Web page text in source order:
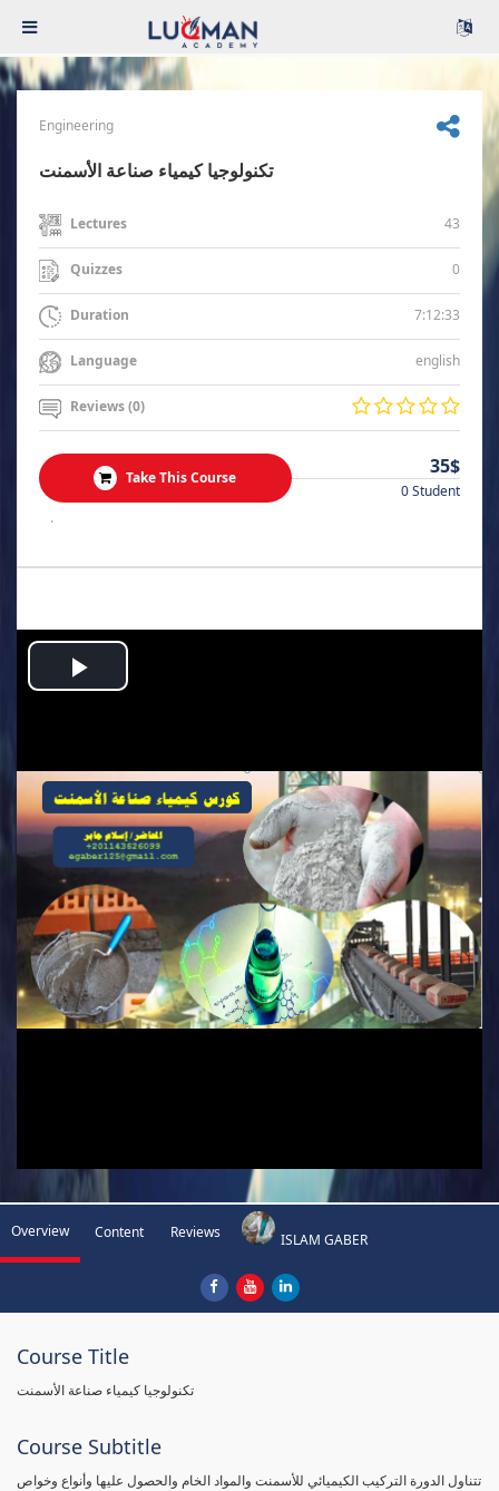
Engineering
تكنولوجيا كيمياء صناعة الأسمنت
Lectures 43
Quizzes 0
Duration 7:12:33
Language english
Reviews (0)
Take This Course 35$
0 Student
.
Play
Overview Content Reviews ISLAM GABER
Course Title
تكنولوجيا كيمياء صناعة الأسمنت
Course Subtitle
تتناول الدورة التركيب الكيميائي للأسمنت والمواد الخام والحصول عليها وأنواع وخواص